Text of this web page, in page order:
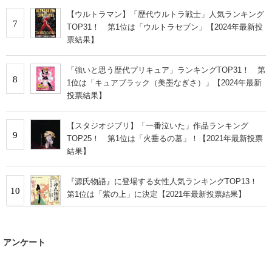
7
【ウルトラマン】「歴代ウルトラ戦士」人気ランキング
TOP31！ 第1位は「ウルトラセブン」【2024年最新投
票結果】
8
「強いと思う歴代プリキュア」ランキングTOP31！ 第
1位は「キュアブラック（美墨なぎさ）」【2024年最新
投票結果】
9
【スタジオジブリ】「一番泣いた」作品ランキング
TOP25！ 第1位は「火垂るの墓」！【2021年最新投票
結果】
10
『源氏物語』に登場する女性人気ランキングTOP13！
第1位は「紫の上」に決定【2021年最新投票結果】
アンケート